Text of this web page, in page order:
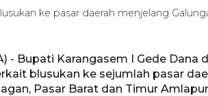
ke pasar daerah menjelang
- Bupati Karangasem I Gede Dana
blusukan ke sejumlah pasar
Pasar Barat dan Timur